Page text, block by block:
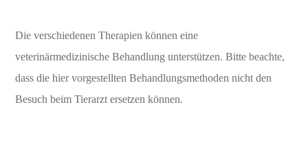
Die verschiedenen Therapien können eine
veterinärmedizinische Behandlung unterstützen. Bitte beachte,
dass die hier vorgestellten Behandlungsmethoden nicht den
Besuch beim Tierarzt ersetzen können.